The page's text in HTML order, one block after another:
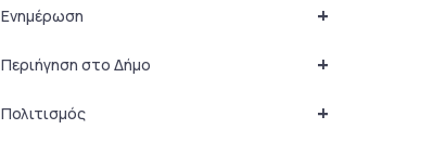
+
Ενημέρωση
+
Περιήγηση στο Δήμο
+
Πολιτισμός